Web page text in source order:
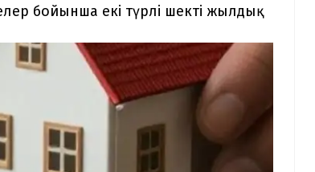
бойынша екі түрлі шекті жылдық